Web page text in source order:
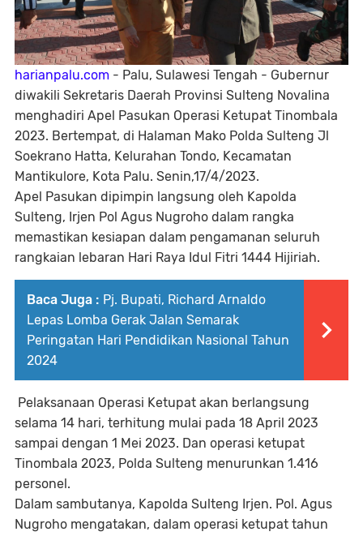
harianpalu.com - Palu, Sulawesi Tengah - Gubernur
diwakili Sekretaris Daerah Provinsi Sulteng Novalina
menghadiri Apel Pasukan Operasi Ketupat Tinombala
2023. Bertempat, di Halaman Mako Polda Sulteng Jl
Soekrano Hatta, Kelurahan Tondo, Kecamatan
Mantikulore, Kota Palu. Senin,17/4/2023.
Apel Pasukan dipimpin langsung oleh Kapolda
Sulteng, Irjen Pol Agus Nugroho dalam rangka
memastikan kesiapan dalam pengamanan seluruh
rangkaian lebaran Hari Raya Idul Fitri 1444 Hijiriah.
Baca Juga : Pj. Bupati, Richard Arnaldo
Lepas Lomba Gerak Jalan Semarak
Peringatan Hari Pendidikan Nasional Tahun
2024
Pelaksanaan Operasi Ketupat akan berlangsung
selama 14 hari, terhitung mulai pada 18 April 2023
sampai dengan 1 Mei 2023. Dan operasi ketupat
Tinombala 2023, Polda Sulteng menurunkan 1.416
personel.
Dalam sambutanya, Kapolda Sulteng Irjen. Pol. Agus
Nugroho mengatakan, dalam operasi ketupat tahun